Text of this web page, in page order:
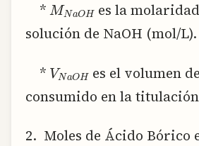
*
es la
solución de NaOH (mol/L).
*
es el volumen
consumido en la
2. Moles de Ácido Bórico